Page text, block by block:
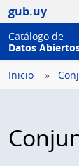
gub.uy
Catálogo de
Datos
Inicio